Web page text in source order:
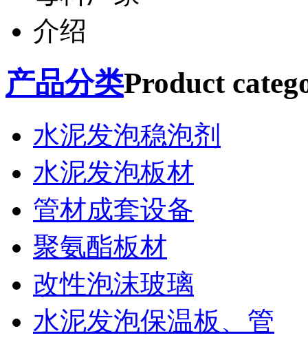
产品分类Product
水泥发泡稳泡剂
水泥发泡板材
管材成套设备
聚氨酯板材
改性泡沫玻璃
水泥发泡保温板、管